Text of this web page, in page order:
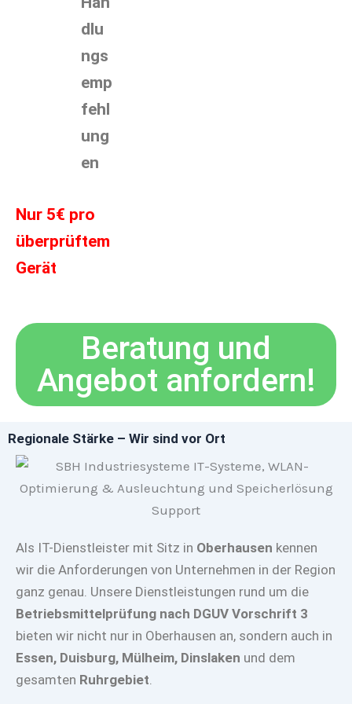
dlu
ngs
emp
fehl
ung
en
Nur 5€ pro
überprüftem
Gerät
Beratung und
Angebot anfordern!
Regionale Stärke – Wir sind vor Ort
Als IT-Dienstleister mit Sitz in Oberhausen kennen
wir die Anforderungen von Unternehmen in der Region
ganz genau. Unsere Dienstleistungen rund um die
Betriebsmittelprüfung nach DGUV Vorschrift 3
bieten wir nicht nur in Oberhausen an, sondern auch in
Essen, Duisburg, Mülheim, Dinslaken und dem
gesamten Ruhrgebiet.